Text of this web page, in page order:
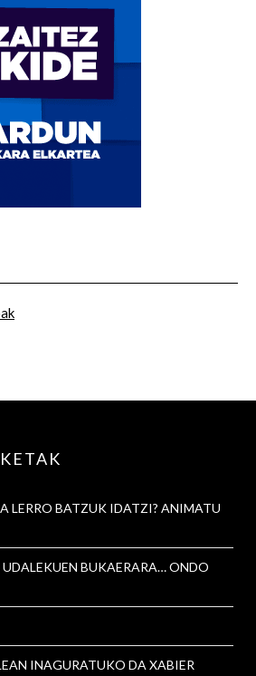
LERRO BATZUK IDATZI? ANIMATU
BUKAERARA… ONDO
INAGURATUKO DA XABIER